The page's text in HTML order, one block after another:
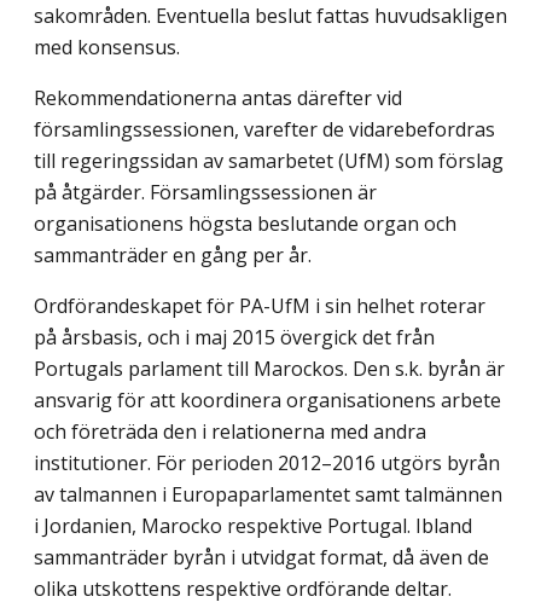
sakområden. Eventuella beslut fattas huvudsakligen
med konsensus.
Rekommendationerna antas därefter vid
församlingssessionen, varefter de vidarebefordras
till regeringssidan av samarbetet (UfM) som förslag
på åtgärder. Församlingssessionen är
organisationens högsta beslutande organ och
sammanträder en gång per år.
Ordförandeskapet för PA-UfM i sin helhet roterar
på årsbasis, och i maj 2015 övergick det från
Portugals parlament till Marockos. Den s.k. byrån är
ansvarig för att koordinera organisationens arbete
och företräda den i relationerna med andra
institutioner. För perioden 2012–2016 utgörs byrån
av talmannen i Europaparlamentet samt talmännen
i Jordanien, Marocko respektive Portugal. Ibland
sammanträder byrån i utvidgat format, då även de
olika utskottens respektive ordförande deltar.